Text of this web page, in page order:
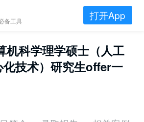
备工具 打开App
机科学理学硕士（人工
技术）研究生offer一